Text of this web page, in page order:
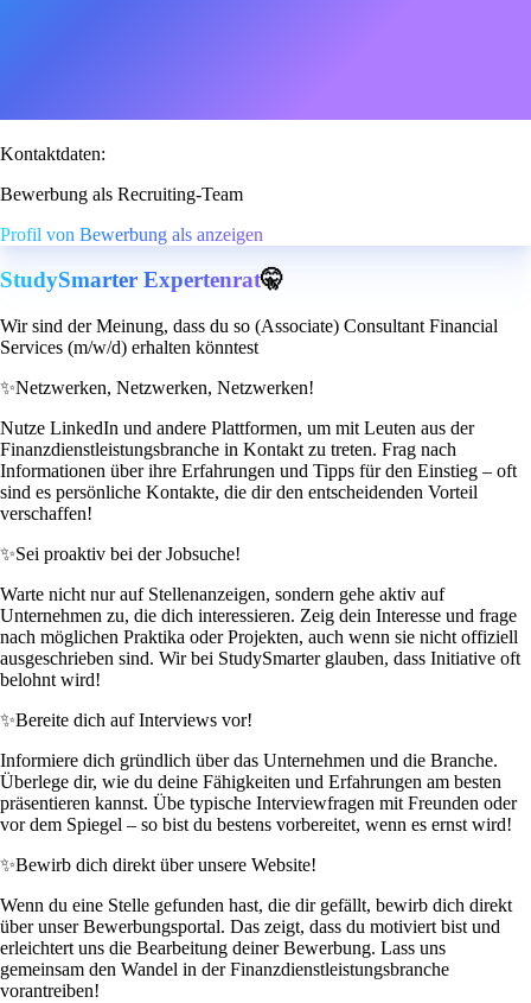
Kontaktdaten:
Bewerbung als Recruiting-Team
Profil von Bewerbung als anzeigen
StudySmarter Expertenrat🤫
Wir sind der Meinung, dass du so (Associate) Consultant Financial
Services (m/w/d) erhalten könntest
✨Netzwerken, Netzwerken, Netzwerken!
Nutze LinkedIn und andere Plattformen, um mit Leuten aus der
Finanzdienstleistungsbranche in Kontakt zu treten. Frag nach
Informationen über ihre Erfahrungen und Tipps für den Einstieg – oft
sind es persönliche Kontakte, die dir den entscheidenden Vorteil
verschaffen!
✨Sei proaktiv bei der Jobsuche!
Warte nicht nur auf Stellenanzeigen, sondern gehe aktiv auf
Unternehmen zu, die dich interessieren. Zeig dein Interesse und frage
nach möglichen Praktika oder Projekten, auch wenn sie nicht offiziell
ausgeschrieben sind. Wir bei StudySmarter glauben, dass Initiative oft
belohnt wird!
✨Bereite dich auf Interviews vor!
Informiere dich gründlich über das Unternehmen und die Branche.
Überlege dir, wie du deine Fähigkeiten und Erfahrungen am besten
präsentieren kannst. Übe typische Interviewfragen mit Freunden oder
vor dem Spiegel – so bist du bestens vorbereitet, wenn es ernst wird!
✨Bewirb dich direkt über unsere Website!
Wenn du eine Stelle gefunden hast, die dir gefällt, bewirb dich direkt
über unser Bewerbungsportal. Das zeigt, dass du motiviert bist und
erleichtert uns die Bearbeitung deiner Bewerbung. Lass uns
gemeinsam den Wandel in der Finanzdienstleistungsbranche
vorantreiben!